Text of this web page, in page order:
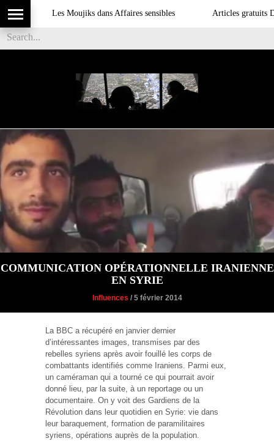
Les Moujiks dans Affaires sensibles Articles gratuits DSI
COMMUNICATION OPÉRATIONNELLE IRANIENNE
EN SYRIE
Influences / 5 février 2014
La BBC a récupéré en janvier dernier
d’intéressantes images, transmises par des
rebelles syriens après avoir fouillé les corps de
combattants identifiés comme Iraniens. Parmi eux,
un caméraman qui a tourné ce qui pourrait avoir
donné lieu, par la suite, à un reportage ou un
documentaire. On y voit des Gardiens de la
Révolution dans leur quotidien en Syrie: vie dans
leur baraquement, formation de paramilitaires
syriens, opérations auprès de la population.